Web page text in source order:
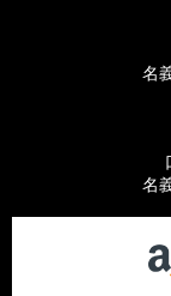
名
名